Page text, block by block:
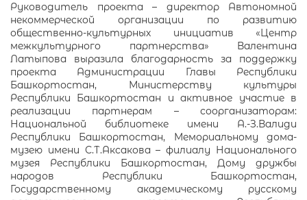
Руководитель проекта – директор Автономной
некоммерческой организации по развитию
общественно-культурных инициатив «Центр
межкультурного партнерства» Валентина
Латыпова выразила благодарность за поддержку
проекта Администрации Главы Республики
Башкортостан, Министерству культуры
Республики Башкортостан и активное участие в
реализации партнерам – соорганизаторам:
Национальной библиотеке имени А.-З.Валиди
Республики Башкортостан, Мемориальному дома-
музею имени С.Т.Аксакова – филиалу Национального
музея Республики Башкортостан, Дому дружбы
народов Республики Башкортостан,
Государственному академическому русскому